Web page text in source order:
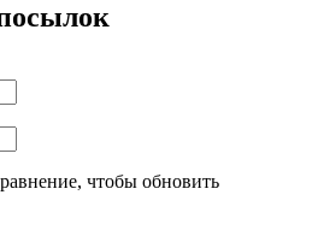
чтобы обновить